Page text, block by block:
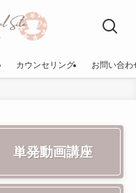
カウンセリング お問い合わ
単発動画講座